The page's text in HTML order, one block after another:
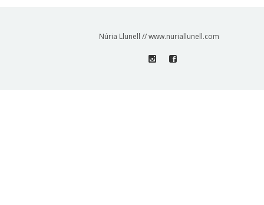
Núria Llunell // www.nuriallunell.com